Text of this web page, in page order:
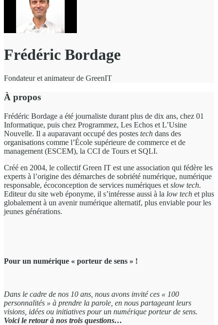
Frédéric Bordage
Fondateur et animateur de GreenIT
À propos
Frédéric Bordage a été journaliste durant plus de dix ans, chez 01
Informatique, puis chez Programmez, Les Echos et L’Usine
Nouvelle. Il a auparavant occupé des postes tech dans des
organisations comme l’École supérieure de commerce et de
management (ESCEM), la CCI de Tours et SQLI.
Créé en 2004, le collectif Green IT est une association qui fédère les
experts à l’origine des démarches de sobriété numérique, numérique
responsable, écoconception de services numériques et slow tech.
Editeur du site web éponyme, il s’intéresse aussi à la low tech et plus
globalement à un avenir numérique alternatif, plus enviable pour les
jeunes générations.
Pour un numérique « porteur de sens » !
Dans le cadre de nos 10 ans , nous avons invité ces « 100
personnalités » à prendre la parole, en nous partageant leurs
visions, idées ou initiatives pour un numérique porteur de sens.
Voici le retour à nos trois questions…